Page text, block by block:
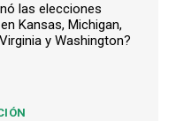
las elecciones
Kansas, Michigan,
y Washington?